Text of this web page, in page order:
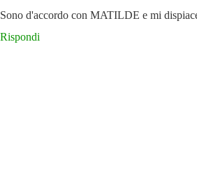
Sono d'accordo con MATILDE e mi
Rispondi